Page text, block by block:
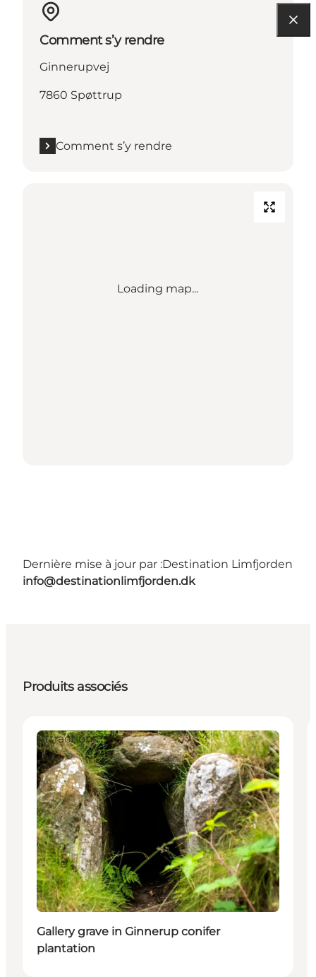
Comment s’y rendre
Ginnerupvej
7860 Spøttrup
Comment s’y rendre
Loading map...
Dernière mise à jour par :Destination Limfjorden
info@destinationlimfjorden.dk
Produits associés
Attractions
Gallery grave in Ginnerup conifer
plantation